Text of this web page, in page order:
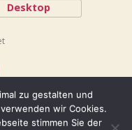
Desktop
zu gestalten und
wir Cookies.
stimmen Sie der